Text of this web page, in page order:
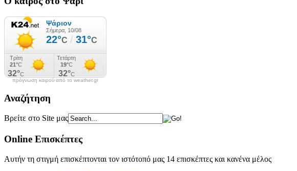
πρόγνωση καιρού από το weather.gr
Αναζήτηση
Βρείτε στο Site μας
Online Επισκέπτες
Αυτήν τη στιγμή επισκέπτονται τον ιστότοπό μας 14 επισκέπτες και κανένα μέλος